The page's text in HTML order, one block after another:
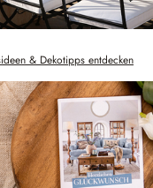
& Dekotipps entdecken